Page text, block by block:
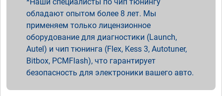
обладают опытом более 8 лет. Мы
применяем только лицензионное
оборудование для диагностики (Launch,
Autel) и чип тюнинга (Flex, Kess 3, Autotuner,
Bitbox, PCMFlash), что гарантирует
безопасность для электроники вашего авто.